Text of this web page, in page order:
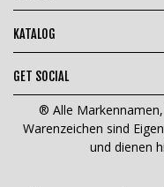
KATALOG
GET SOCIAL
® Alle
Warenzeichen sind
und dienen